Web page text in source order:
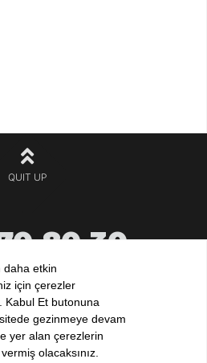
QUIT UP
80 30
32 32
daha etkin
için çerezler
Kabul Et butonuna
gezinmeye devam
yer alan çerezlerin
olacaksınız.